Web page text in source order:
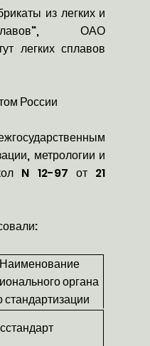
из легких и
ОАО
легких сплавов
России
метрологии и
N 12-97 от 21
Наименование
органа
стандартизации